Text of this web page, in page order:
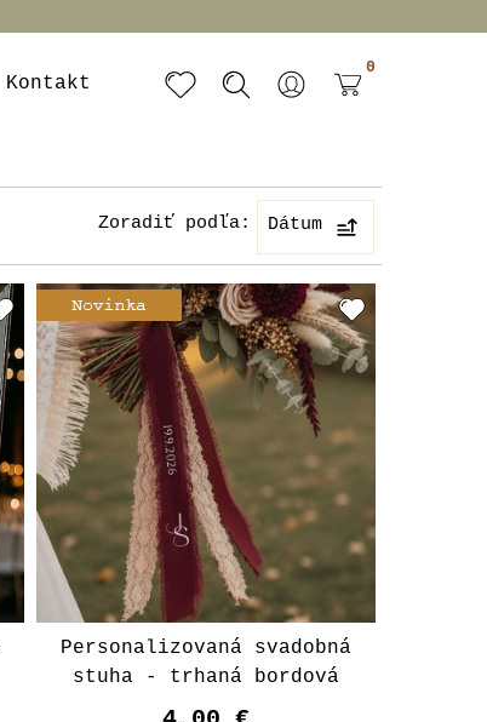
Kontakt
0
Zoradiť podľa: Dátum
Personalizovaná svadobná
stuha - trhaná bordová